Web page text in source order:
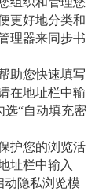
更好地分类和
理器来同步书
助您快速填写
在地址栏中输
选“自动填充密
护您的浏览活
址栏中输入
动隐私浏览模